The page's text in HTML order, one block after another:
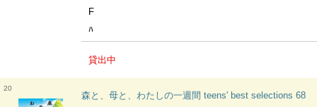
F
ﾊ
貸出中
20
森と、母と、わたしの一週間 teens' best selections 68